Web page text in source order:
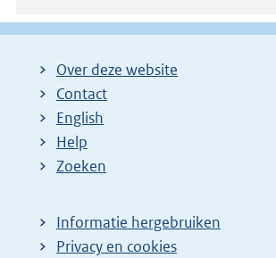
Over deze website
Contact
English
Help
Zoeken
Informatie hergebruiken
Privacy en cookies